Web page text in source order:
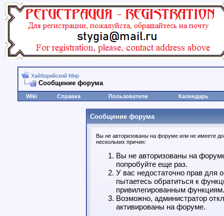
Хайборийский Мир
Сообщение форума
Wiki Справка Пользователи Календарь
Сообщение форума
Вы не авторизованы на форуме или не имеете
нескольких причин:
Вы не авторизованы на
попробуйте еще раз.
У вас недостаточно прав для
пытаетесь обратиться к
привилегированным функциям.
Возможно, администратор
активированы на форуме.